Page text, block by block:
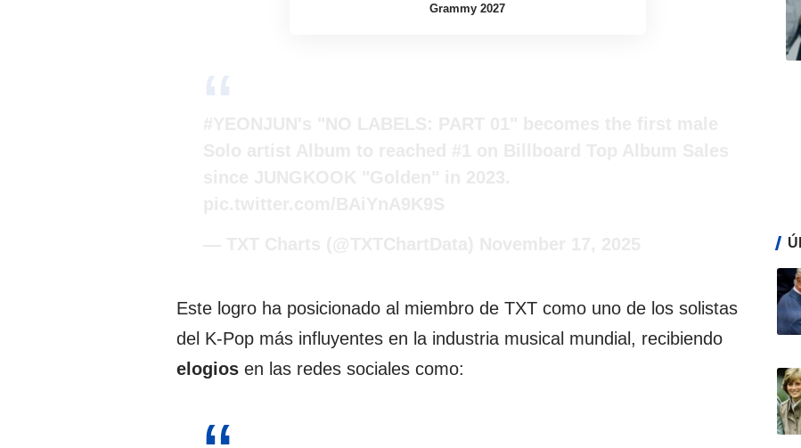
Grammy 2027
Este logro ha posicionado al miembro de TXT como uno de los solistas
del K-Pop más influyentes en la industria musical mundial, recibiendo
elogios en las redes sociales como: